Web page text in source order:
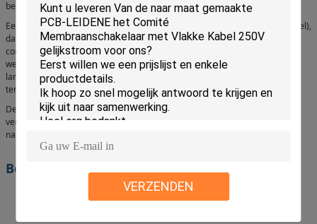
VERZENDEN
besturing.
Een van de belangrijkste kenmerken is het zwarte toetsenbord (wit optioneel),
dat een slanke en professionele look toevoegt terwijl zichtbaarheid en
contrast tijdens het gebruik behouden blijven.Ontworpen om te kunnen
weerstaan aan ruwe omgevingen met IP67Het is ideaal voor
landbouwmachines die worden blootgesteld aan vuil, vocht of extreme
temperaturen.
De optionele bovenste reliëffunctie zorgt voor tactiele feedback en
verbeterde gebruikerservaring, waardoor het gemakkelijker is om toetsen
nauwkeurig te lokaliseren en in te drukken.
Belangrijkste kenmerken
PCB-membraanschakelaar